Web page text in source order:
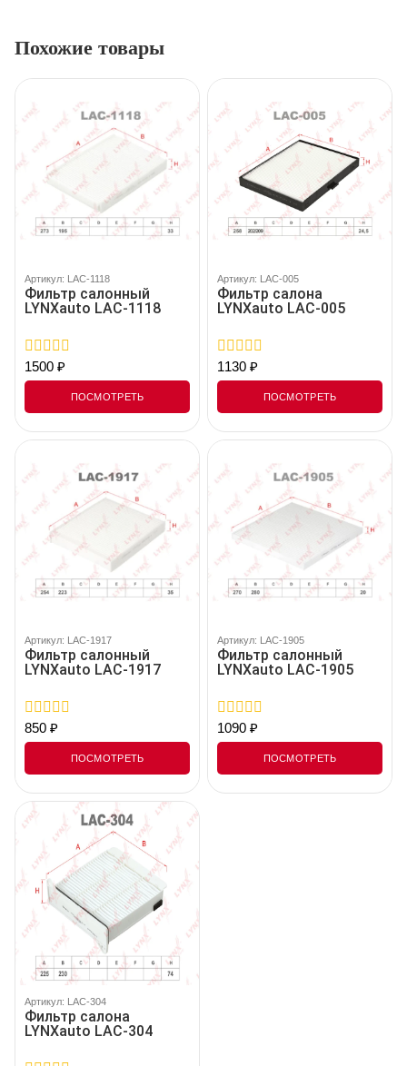
Похожие товары
Артикул: LAC-1118
Фильтр салонный
LYNXauto LAC-1118
0
out
5
1500 ₽
ПОСМОТРЕТЬ
Артикул: LAC-005
Фильтр салона
LYNXauto LAC-005
0
out
5
1130 ₽
ПОСМОТРЕТЬ
Артикул: LAC-1917
Фильтр салонный
LYNXauto LAC-1917
0
out
5
850 ₽
ПОСМОТРЕТЬ
Артикул: LAC-1905
Фильтр салонный
LYNXauto LAC-1905
0
out
5
1090 ₽
ПОСМОТРЕТЬ
Артикул: LAC-304
Фильтр салона
LYNXauto LAC-304